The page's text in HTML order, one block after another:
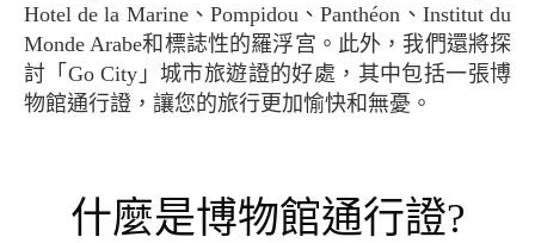
Hotel de la Marine、Pompidou、Panthéon、Institut du
Monde Arabe和標誌性的羅浮宫。此外，我們還將探
討「Go City」城市旅遊證的好處，其中包括一張博
物館通行證，讓您的旅行更加愉快和無憂。
什麼是博物館通行證?